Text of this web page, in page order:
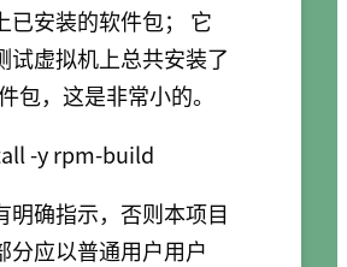
已安装的软件包； 它
试虚拟机上总共安装了
包，这是非常小的。
-y rpm-build
明确指示，否则本项目
分应以普通用户用户